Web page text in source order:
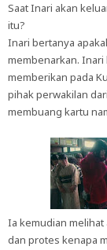
Saat Inari akan
itu?
Inari bertanya
membenarkan.
memberikan pada
pihak perwakilan
membuang kartu
Ia kemudian melihat
dan protes kenapa